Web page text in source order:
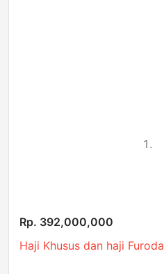
Rp. 392,000,000
Haji Khusus dan haji Furoda